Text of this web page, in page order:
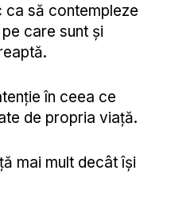
ca să contempleze
care sunt și
în ceea ce
de propria viață.
mai mult decât își